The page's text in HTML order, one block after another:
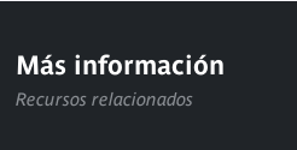
Más información
Recursos relacionados